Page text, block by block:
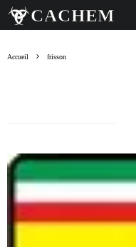
Accueil frisson